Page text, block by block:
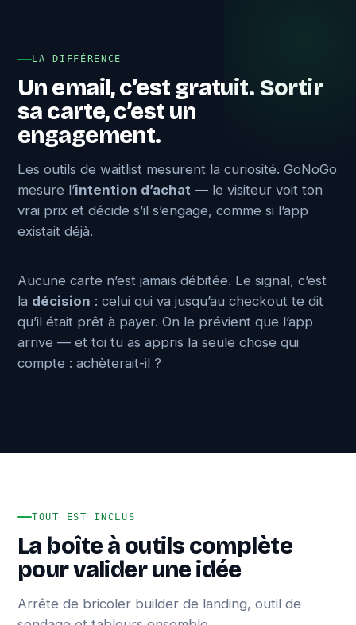
LA DIFFÉRENCE
Un email, c’est gratuit. Sortir
sa carte, c’est un
engagement.
Les outils de waitlist mesurent la curiosité. GoNoGo
mesure l’intention d’achat — le visiteur voit ton
vrai prix et décide s’il s’engage, comme si l’app
existait déjà.
Aucune carte n’est jamais débitée. Le signal, c’est
la décision : celui qui va jusqu’au checkout te dit
qu’il était prêt à payer. On le prévient que l’app
arrive — et toi tu as appris la seule chose qui
compte : achèterait-il ?
TOUT EST INCLUS
La boîte à outils complète
pour valider une idée
Arrête de bricoler builder de landing, outil de